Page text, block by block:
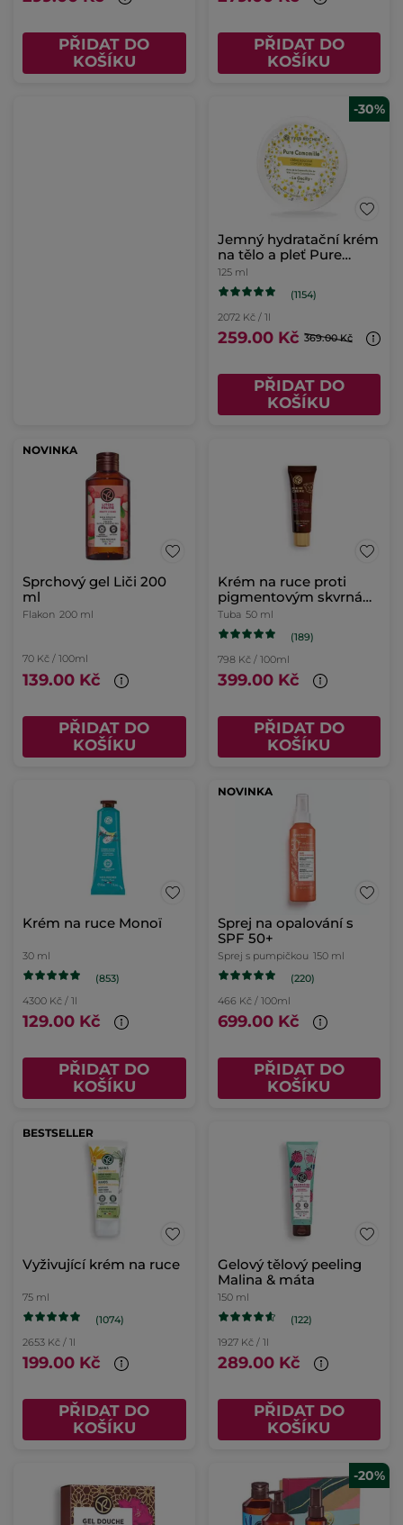
PŘIDAT DO
KOŠÍKU
PŘIDAT DO
KOŠÍKU
-30%
Jemný hydratační krém
na tělo a pleť Pure
Camomille
125 ml
(1154)
2072 Kč / 1l
259.00 Kč 369.00 Kč
PŘIDAT DO
KOŠÍKU
NOVINKA
Sprchový gel Liči 200
ml
Flakon 200 ml
70 Kč / 100ml
139.00 Kč
PŘIDAT DO
KOŠÍKU
Krém na ruce proti
pigmentovým skvrnám
SPF 30
Tuba 50 ml
(189)
798 Kč / 100ml
399.00 Kč
PŘIDAT DO
KOŠÍKU
Krém na ruce Monoï
30 ml
(853)
4300 Kč / 1l
129.00 Kč
PŘIDAT DO
KOŠÍKU
NOVINKA
Sprej na opalování s
SPF 50+
Sprej s pumpičkou 150 ml
(220)
466 Kč / 100ml
699.00 Kč
PŘIDAT DO
KOŠÍKU
BESTSELLER
Vyživující krém na ruce
75 ml
(1074)
2653 Kč / 1l
199.00 Kč
PŘIDAT DO
KOŠÍKU
Gelový tělový peeling
Malina & máta
150 ml
(122)
1927 Kč / 1l
289.00 Kč
PŘIDAT DO
KOŠÍKU
-20%